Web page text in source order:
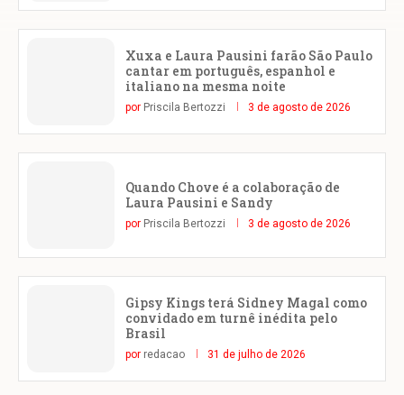
Xuxa e Laura Pausini farão São Paulo
cantar em português, espanhol e
italiano na mesma noite
por Priscila Bertozzi 3 de agosto de 2026
Quando Chove é a colaboração de
Laura Pausini e Sandy
por Priscila Bertozzi 3 de agosto de 2026
Gipsy Kings terá Sidney Magal como
convidado em turnê inédita pelo
Brasil
por redacao 31 de julho de 2026